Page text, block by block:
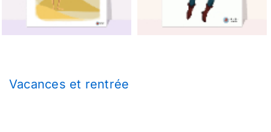
Vacances et rentrée